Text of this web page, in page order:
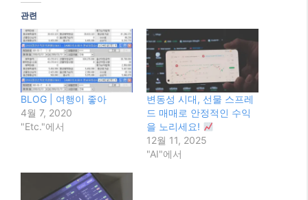
관련
BLOG | 여행이 좋아
4월 7, 2020
"Etc."에서
변동성 시대, 선물 스프레
드 매매로 안정적인 수익
을 노리세요!
12월 11, 2025
"AI"에서